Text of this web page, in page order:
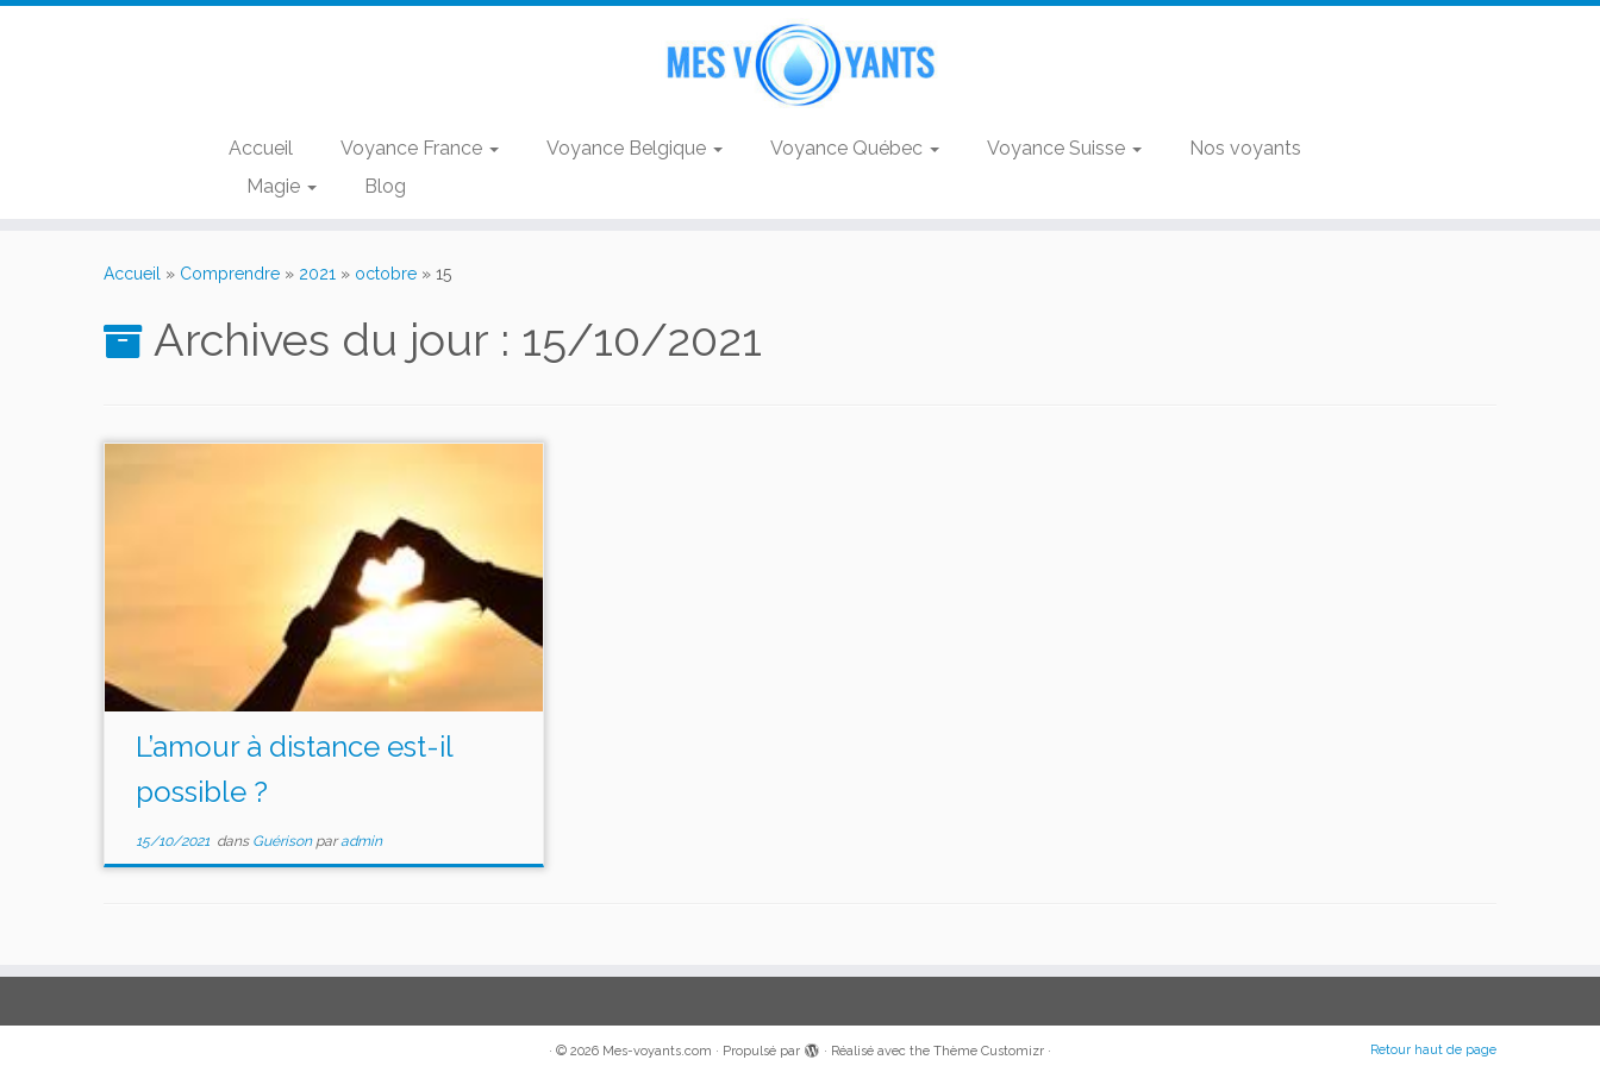
Accueil Voyance France Voyance Belgique Voyance Québec Voyance Suisse
Nos voyants
Magie
Blog
Accueil » Comprendre » 2021 » octobre » 15
Archives du jour : 15/10/2021
L’amour à distance est-il
possible ?
15/10/2021dans Guérison paradmin
· © 2026 Mes-voyants.com · Propulsé par · Réalisé avec the Thème Customizr · Retour haut de page